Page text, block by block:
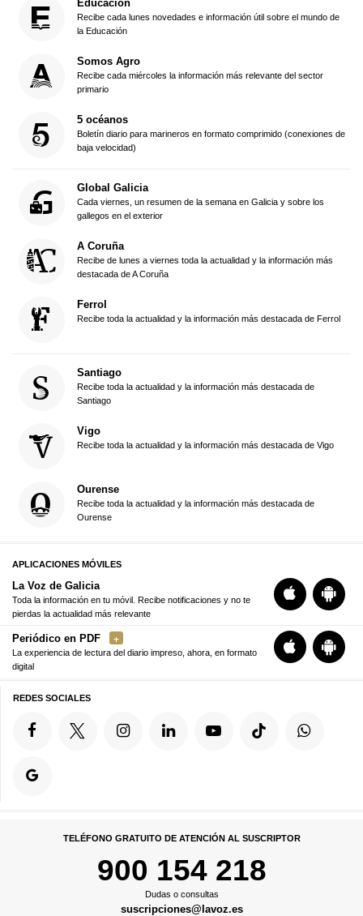
Educación
Recibe cada lunes novedades e información útil sobre el mundo de
la Educación
Somos Agro
Recibe cada miércoles la información más relevante del sector
primario
5 océanos
Boletín diario para marineros en formato comprimido (conexiones de
baja velocidad)
Global Galicia
Cada viernes, un resumen de la semana en Galicia y sobre los
gallegos en el exterior
A Coruña
Recibe de lunes a viernes toda la actualidad y la información más
destacada de A Coruña
Ferrol
Recibe toda la actualidad y la información más destacada de Ferrol
Santiago
Recibe toda la actualidad y la información más destacada de
Santiago
Vigo
Recibe toda la actualidad y la información más destacada de Vigo
Ourense
Recibe toda la actualidad y la información más destacada de
Ourense
APLICACIONES MÓVILES
La Voz de Galicia
Toda la información en tu móvil. Recibe notificaciones y no te
pierdas la actualidad más relevante
Periódico en PDF
La experiencia de lectura del diario impreso, ahora, en formato
digital
REDES SOCIALES
TELÉFONO GRATUITO DE ATENCIÓN AL SUSCRIPTOR
900 154 218
Dudas o consultas
suscripciones@lavoz.es